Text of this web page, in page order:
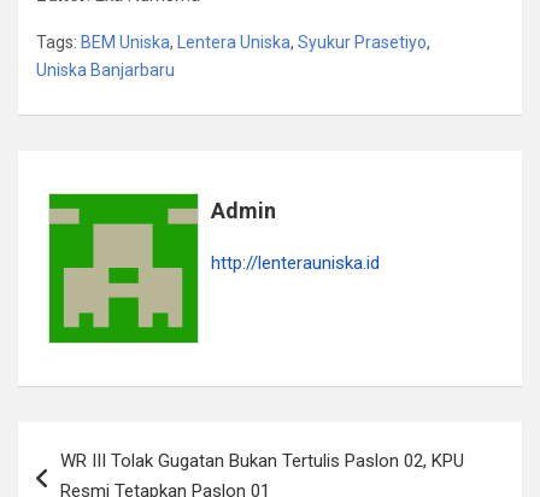
Tags: BEM Uniska, Lentera Uniska, Syukur Prasetiyo,
Uniska Banjarbaru
Admin
http://lenterauniska.id
posWR III Tolak Gugatan Bukan Tertulis Paslon 02, KPU
Resmi Tetapkan Paslon 01